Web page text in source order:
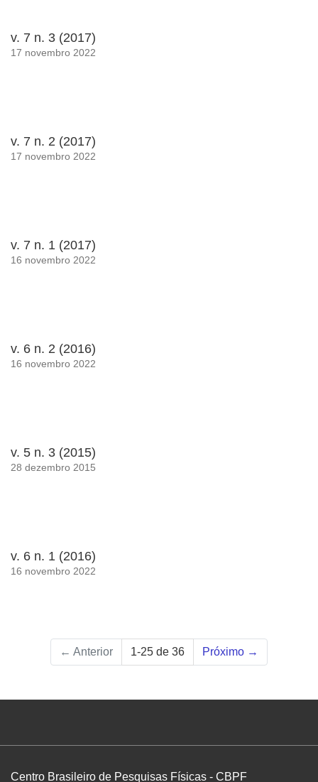
v. 7 n. 3 (2017)
17 novembro 2022
v. 7 n. 2 (2017)
17 novembro 2022
v. 7 n. 1 (2017)
16 novembro 2022
v. 6 n. 2 (2016)
16 novembro 2022
v. 5 n. 3 (2015)
28 dezembro 2015
v. 6 n. 1 (2016)
16 novembro 2022
← Anterior 1-25 de 36 Próximo →
Centro Brasileiro de Pesquisas Físicas - CBPF